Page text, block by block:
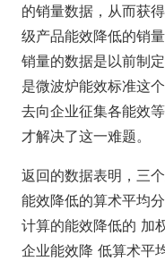
的销量数据，从而获
级产品能效降低的销
销量的数据是以前制
是微波炉能效标准这
去向企业征集各能效
才解决了这一难题。
返回的数据表明，三
能效降低的算术平均
计算的能效降低的 加
企业能效降 低算术平